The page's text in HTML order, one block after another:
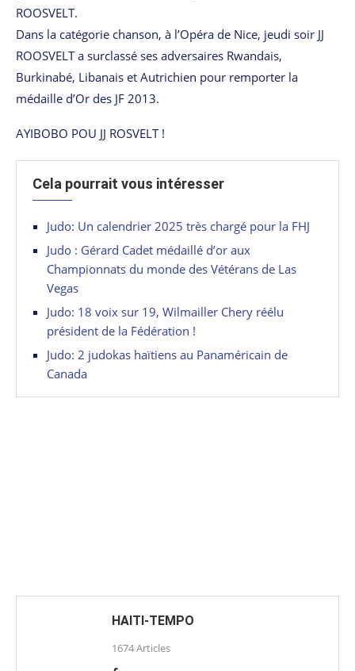
ROOSVELT.
Dans la catégorie chanson, à l’Opéra de Nice, jeudi soir JJ
ROOSVELT a surclassé ses adversaires Rwandais,
Burkinabé, Libanais et Autrichien pour remporter la
médaille d’Or des JF 2013.
AYIBOBO POU JJ ROSVELT !
Cela pourrait vous intéresser
Judo: Un calendrier 2025 très chargé pour la FHJ
Judo : Gérard Cadet médaillé d’or aux
Championnats du monde des Vétérans de Las
Vegas
Judo: 18 voix sur 19, Wilmailler Chery réélu
président de la Fédération !
Judo: 2 judokas haïtiens au Panaméricain de
Canada
HAITI-TEMPO
1674 Articles